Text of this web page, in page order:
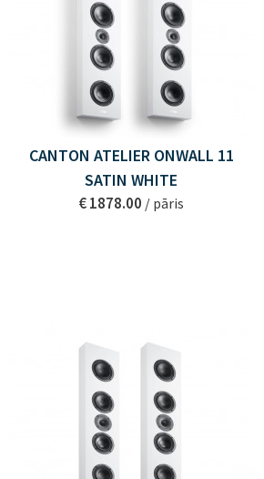
CANTON ATELIER ONWALL 11
SATIN WHITE
€ 1878.00 / pāris